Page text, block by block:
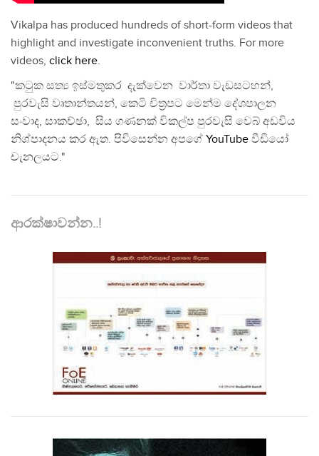
Vikalpa has produced hundreds of short-form videos that
highlight and investigate inconvenient truths. For more
videos, click here.
"කටුක සත්‍ය ඉස්මතුකර දැක්වෙන වාර්තා වැඩසටහන්,
පුරවැසි වෘතාන්තයන්, කෙටි චිත්‍රපට මෙන්ම දේශපාලන
සංවාද, සාකච්ඡා, සිය ගණනක් විකල්ප පුරවැසි වෙබ් අඩවිය
නිශ්පාදනය කර ඇත. පිවිසෙන්න අපගේ YouTube වීඩියෝ
චැනලයට."
ආරක්ෂාවන්න..!